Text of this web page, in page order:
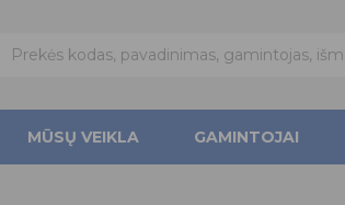
MŪSŲ VEIKLA GAMINTOJAI